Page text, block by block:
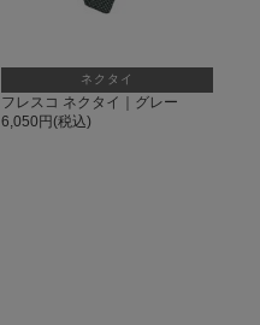
ネクタイ
フレスコ ネクタイ｜グレー
6,050円(税込)